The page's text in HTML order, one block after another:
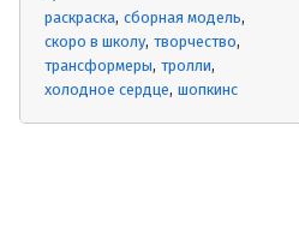
раскраска сборная модель
скоро в школу творчество
трансформеры тролли
холодное сердце шопкинс